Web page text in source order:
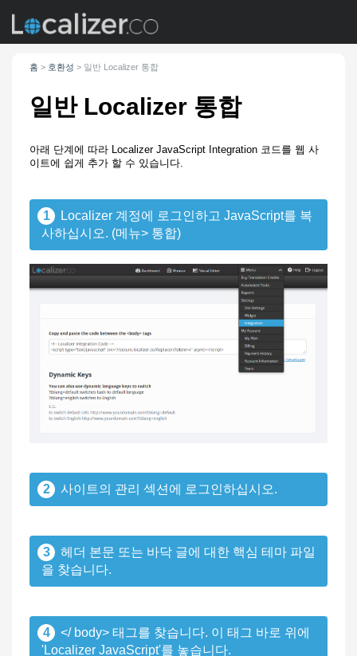
홈 > 호환성 > 일반 Localizer 통합
일반 Localizer 통합
아래 단계에 따라 Localizer JavaScript Integration 코드를 웹 사
이트에 쉽게 추가 할 수 있습니다.
1
Localizer 계정에 로그인하고 JavaScript를 복
사하십시오. (메뉴> 통합)
2 사이트의 관리 섹션에 로그인하십시오.
3
헤더 본문 또는 바닥 글에 대한 핵심 테마 파일
을 찾습니다.
4
</ body> 태그를 찾습니다. 이 태그 바로 위에
'Localizer JavaScript'를 놓습니다.